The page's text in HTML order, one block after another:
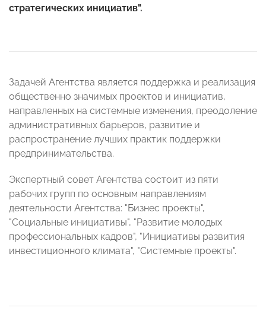
стратегических инициатив".
Задачей Агентства является поддержка и реализация
общественно значимых проектов и инициатив,
направленных на системные изменения, преодоление
административных барьеров, развитие и
распространение лучших практик поддержки
предпринимательства.
Экспертный совет Агентства состоит из пяти
рабочих групп по основным направлениям
деятельности Агентства: "Бизнес проекты",
"Социальные инициативы", "Развитие молодых
профессиональных кадров", "Инициативы развития
инвестиционного климата", "Системные проекты".